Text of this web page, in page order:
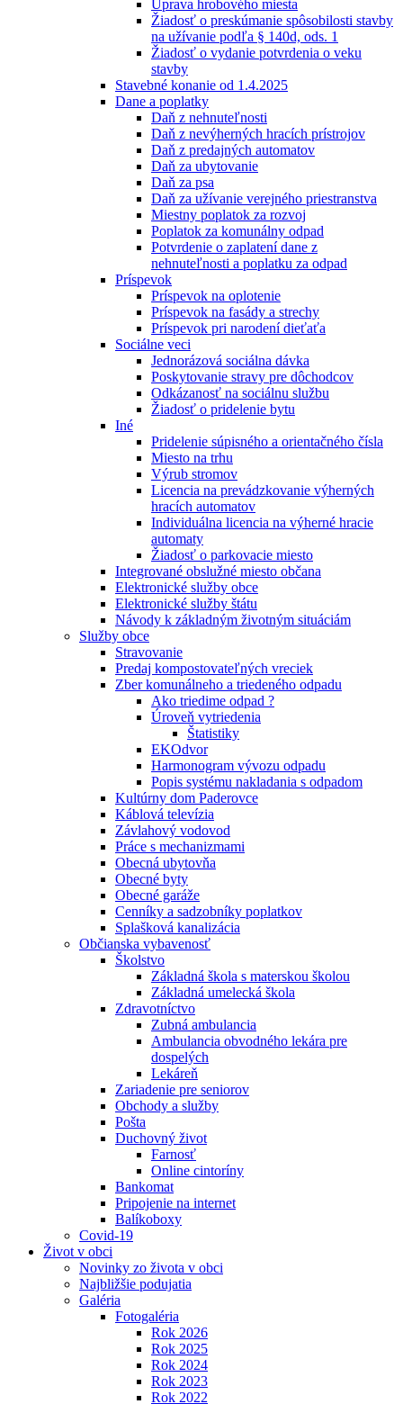
Úprava hrobového miesta
Žiadosť o preskúmanie spôsobilosti stavby
na užívanie podľa § 140d, ods. 1
Žiadosť o vydanie potvrdenia o veku
stavby
Stavebné konanie od 1.4.2025
Dane a poplatky
Daň z nehnuteľnosti
Daň z nevýherných hracích prístrojov
Daň z predajných automatov
Daň za ubytovanie
Daň za psa
Daň za užívanie verejného priestranstva
Miestny poplatok za rozvoj
Poplatok za komunálny odpad
Potvrdenie o zaplatení dane z
nehnuteľnosti a poplatku za odpad
Príspevok
Príspevok na oplotenie
Príspevok na fasády a strechy
Príspevok pri narodení dieťaťa
Sociálne veci
Jednorázová sociálna dávka
Poskytovanie stravy pre dôchodcov
Odkázanosť na sociálnu službu
Žiadosť o pridelenie bytu
Iné
Pridelenie súpisného a orientačného čísla
Miesto na trhu
Výrub stromov
Licencia na prevádzkovanie výherných
hracích automatov
Individuálna licencia na výherné hracie
automaty
Žiadosť o parkovacie miesto
Integrované obslužné miesto občana
Elektronické služby obce
Elektronické služby štátu
Návody k základným životným situáciám
Služby obce
Stravovanie
Predaj kompostovateľných vreciek
Zber komunálneho a triedeného odpadu
Ako triedime odpad ?
Úroveň vytriedenia
Štatistiky
EKOdvor
Harmonogram vývozu odpadu
Popis systému nakladania s odpadom
Kultúrny dom Paderovce
Káblová televízia
Závlahový vodovod
Práce s mechanizmami
Obecná ubytovňa
Obecné byty
Obecné garáže
Cenníky a sadzobníky poplatkov
Splašková kanalizácia
Občianska vybavenosť
Školstvo
Základná škola s materskou školou
Základná umelecká škola
Zdravotníctvo
Zubná ambulancia
Ambulancia obvodného lekára pre
dospelých
Lekáreň
Zariadenie pre seniorov
Obchody a služby
Pošta
Duchovný život
Farnosť
Online cintoríny
Bankomat
Pripojenie na internet
Balíkoboxy
Covid-19
Život v obci
Novinky zo života v obci
Najbližšie podujatia
Galéria
Fotogaléria
Rok 2026
Rok 2025
Rok 2024
Rok 2023
Rok 2022